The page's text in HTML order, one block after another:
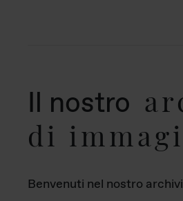
Il nostro
di
Benvenuti nel nostro